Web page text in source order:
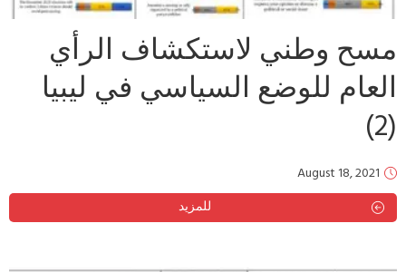
مسح وطني لاستكشاف الرأي
العام للوضع السياسي في ليبيا
(2)
August 18, 2021
للمزيد